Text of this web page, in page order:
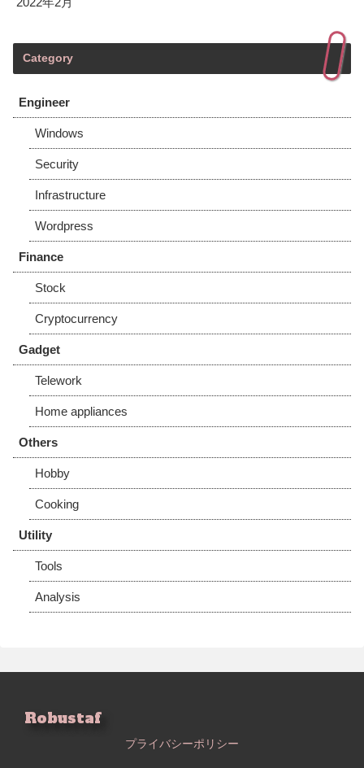
Category
Engineer
Windows
Security
Infrastructure
Wordpress
Finance
Stock
Cryptocurrency
Gadget
Telework
Home appliances
Others
Hobby
Cooking
Utility
Tools
Analysis
Robustaf
プライバシーポリシー